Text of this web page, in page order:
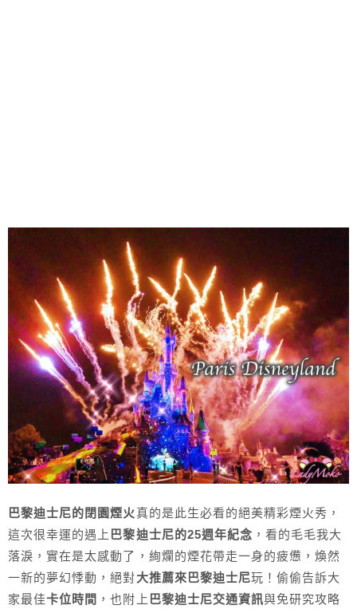
巴黎迪士尼的閉園煙火真的是此生必看的絕美精彩煙火秀，
這次很幸運的遇上 巴黎迪士尼的25週年紀念 ，看的毛毛我大
落淚，實在是太感動了，絢爛的煙花帶走一身的疲憊，煥然
一新的夢幻悸動，絕對大推薦來巴黎迪士尼玩！偷偷告訴大
家最佳卡位時間 ，也附上 巴黎迪士尼交通資訊與免研究攻略